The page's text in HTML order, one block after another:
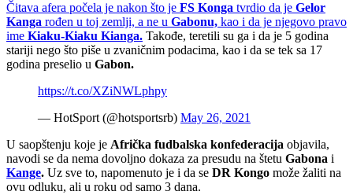
Čitava afera počela je nakon što je FS Konga tvrdio da je Gelor
Kanga rođen u toj zemlji, a ne u Gabonu, kao i da je njegovo pravo
ime Kiaku-Kiaku Kianga. Takođe, teretili su ga i da je 5 godina
stariji nego što piše u zvaničnim podacima, kao i da se tek sa 17
godina preselio u Gabon.
https://t.co/XZiNWLphpy
— HotSport (@hotsportsrb) May 26, 2021
U saopštenju koje je Afrička fudbalska konfederacija objavila,
navodi se da nema dovoljno dokaza za presudu na štetu Gabona i
Kange. Uz sve to, napomenuto je i da se DR Kongo može žaliti na
ovu odluku, ali u roku od samo 3 dana.